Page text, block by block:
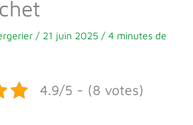
/ 21 juin 2025 / 4 minutes de
4.9/5 - (8 votes)